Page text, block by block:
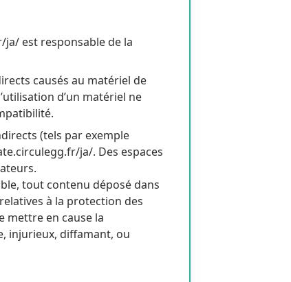
est responsable de la
causés au matériel de
d’un matériel ne
(tels par exemple
ja/. Des espaces
tout contenu déposé dans
à la protection des
mettre en cause la
injurieux, diffamant, ou